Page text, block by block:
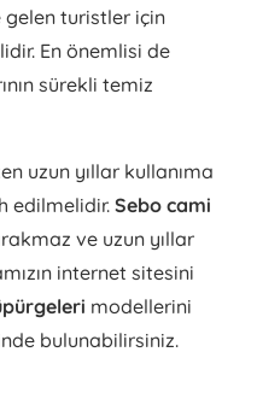
turistler için
En önemlisi de
sürekli temiz
uzun yıllar kullanıma
edilmelidir. Sebo cami
ve uzun yıllar
internet sitesini
modellerini
bulunabilirsiniz.